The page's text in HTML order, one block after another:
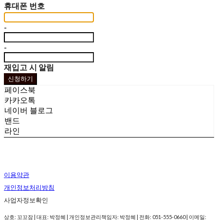
휴대폰 번호
-
-
재입고 시 알림
신청하기
페이스북
카카오톡
네이버 블로그
밴드
라인
이용약관
개인정보처리방침
사업자정보확인
상호: 꼬꼬잠 | 대표: 박정혜 | 개인정보관리책임자: 박정혜 | 전화: 051-555-0660 | 이메일: